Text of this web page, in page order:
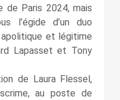
de Paris 2024, mais
l’égide d’un duo
apolitique et légitime
Lapasset et Tony
de Laura Flessel,
au poste de